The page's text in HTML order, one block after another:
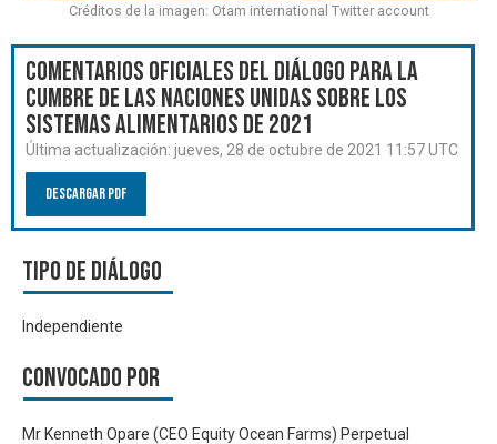
Comentarios oficiales del Diálogo para la
Cumbre de las Naciones Unidas sobre los
Sistemas Alimentarios de 2021
Última actualización: jueves, 28 de octubre de 2021 11:57 UTC
Descargar PDF
Tipo de diálogo
Independiente
Convocado por
Mr Kenneth Opare (CEO Equity Ocean Farms) Perpetual
Créditos de la imagen: Otam international Twitter account